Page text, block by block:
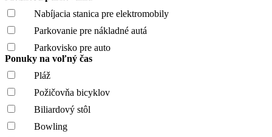
Nabíjacia stanica pre elektromobily
Parkovanie pre nákladné autá
Parkovisko pre auto
Ponuky na voľný čas
Pláž
Požičovňa bicyklov
Biliardový stôl
Bowling